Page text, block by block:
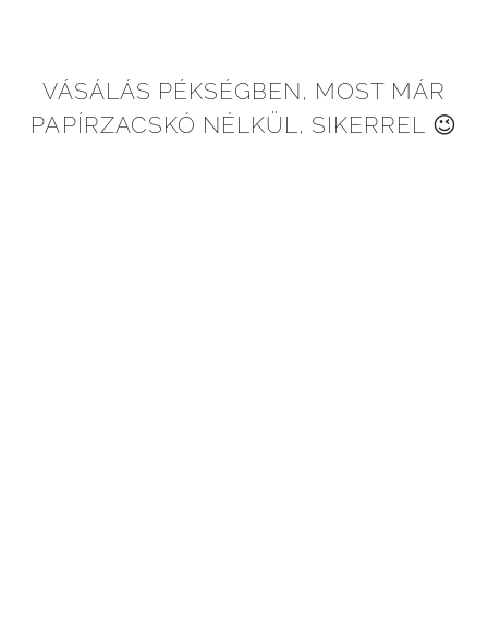
VÁSÁLÁS PÉKSÉGBEN, MOST MÁR
PAPÍRZACSKÓ NÉLKÜL, SIKERREL 😉